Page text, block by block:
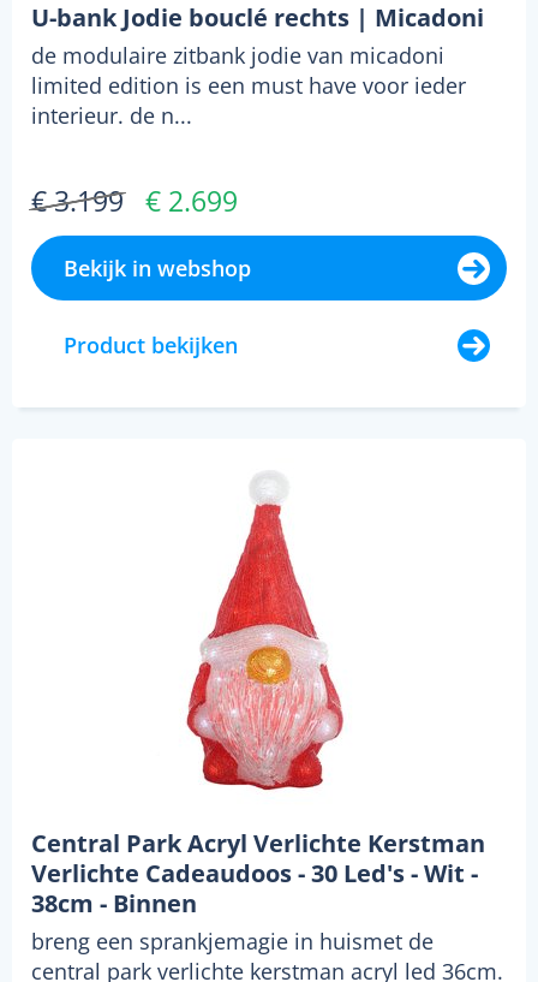
U-bank Jodie bouclé rechts | Micadoni
de modulaire zitbank jodie van micadoni
limited edition is een must have voor ieder
interieur. de n...
€ 3.199 € 2.699
Bekijk in webshop
Product bekijken
Central Park Acryl Verlichte Kerstman
Verlichte Cadeaudoos - 30 Led's - Wit -
38cm - Binnen
breng een sprankjemagie in huismet de
central park verlichte kerstman acryl led 36cm.